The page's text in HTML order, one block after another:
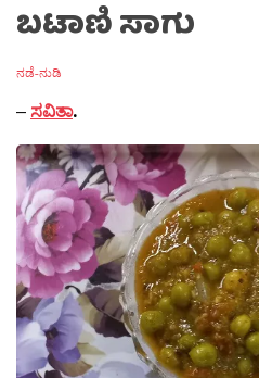
ಬಟಾಣಿ ಸಾಗು
ನಡೆ-ನುಡಿ
–ಸವಿತಾ.